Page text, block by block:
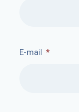
E-mail *